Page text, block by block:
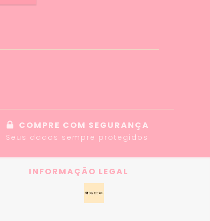
COMPRE COM SEGURANÇA
Seus dados sempre protegidos
INFORMAÇÃO LEGAL